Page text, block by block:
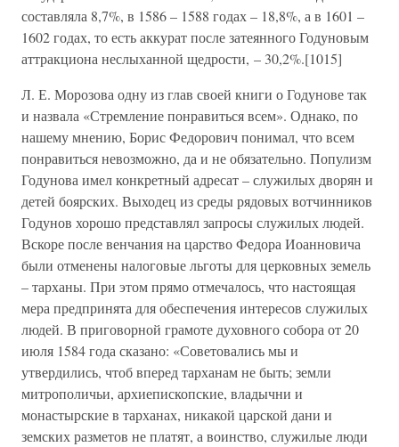
составляла 8,7%, в 1586 – 1588 годах – 18,8%, а в 1601 –
1602 годах, то есть аккурат после затеянного Годуновым
аттракциона неслыханной щедрости, – 30,2%.[1015]
Л. Е. Морозова одну из глав своей книги о Годунове так
и назвала «Стремление понравиться всем». Однако, по
нашему мнению, Борис Федорович понимал, что всем
понравиться невозможно, да и не обязательно. Популизм
Годунова имел конкретный адресат – служилых дворян и
детей боярских. Выходец из среды рядовых вотчинников
Годунов хорошо представлял запросы служилых людей.
Вскоре после венчания на царство Федора Иоанновича
были отменены налоговые льготы для церковных земель
– тарханы. При этом прямо отмечалось, что настоящая
мера предпринята для обеспечения интересов служилых
людей. В приговорной грамоте духовного собора от 20
июля 1584 года сказано: «Советовались мы и
утвердились, чтоб вперед тарханам не быть; земли
митрополичьи, архиепископские, владычни и
монастырские в тарханах, никакой царской дани и
земских разметов не платят, а воинство, служилые люди